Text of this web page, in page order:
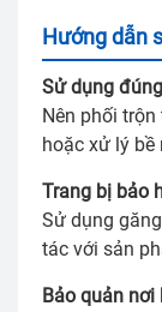
Hướng dẫn
Sử dụng
Nên phối
hoặc xử lý bề
Trang bị bảo
Sử dụng
tác với sản
Bảo quản nơi